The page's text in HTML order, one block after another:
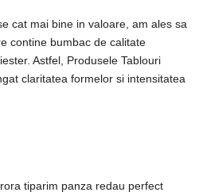
cat mai bine in valoare, am ales sa
contine bumbac de calitate
Astfel, Produsele Tablouri
claritatea formelor si intensitatea
tiparim panza redau perfect